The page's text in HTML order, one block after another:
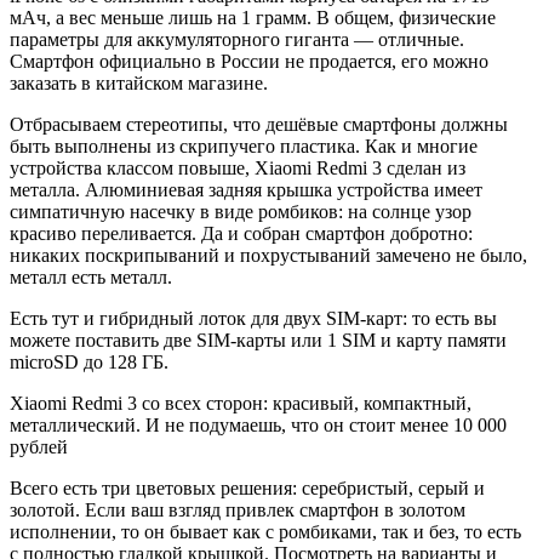
мАч, а вес меньше лишь на 1 грамм. В общем, физические
параметры для аккумуляторного гиганта — отличные.
Смартфон официально в России не продается, его можно
заказать в китайском магазине.
Отбрасываем стереотипы, что дешёвые смартфоны должны
быть выполнены из скрипучего пластика. Как и многие
устройства классом повыше, Xiaomi Redmi 3 сделан из
металла. Алюминиевая задняя крышка устройства имеет
симпатичную насечку в виде ромбиков: на солнце узор
красиво переливается. Да и собран смартфон добротно:
никаких поскрипываний и похрустываний замечено не было,
металл есть металл.
Есть тут и гибридный лоток для двух SIM-карт: то есть вы
можете поставить две SIM-карты или 1 SIM и карту памяти
microSD до 128 ГБ.
Xiaomi Redmi 3 со всех сторон: красивый, компактный,
металлический. И не подумаешь, что он стоит менее 10 000
рублей
Всего есть три цветовых решения: серебристый, серый и
золотой. Если ваш взгляд привлек смартфон в золотом
исполнении, то он бывает как с ромбиками, так и без, то есть
с полностью гладкой крышкой. Посмотреть на варианты и